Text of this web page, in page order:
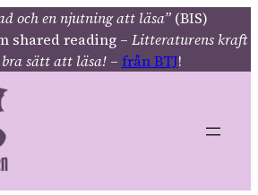
och en njutning att läsa” (BIS)
shared reading – Litteraturens kraft
sätt att läsa!– från BTJ!